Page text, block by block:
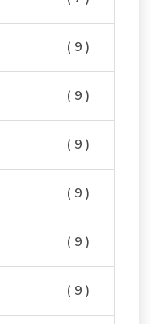
( 9 )
( 9 )
( 9 )
( 9 )
( 9 )
( 9 )